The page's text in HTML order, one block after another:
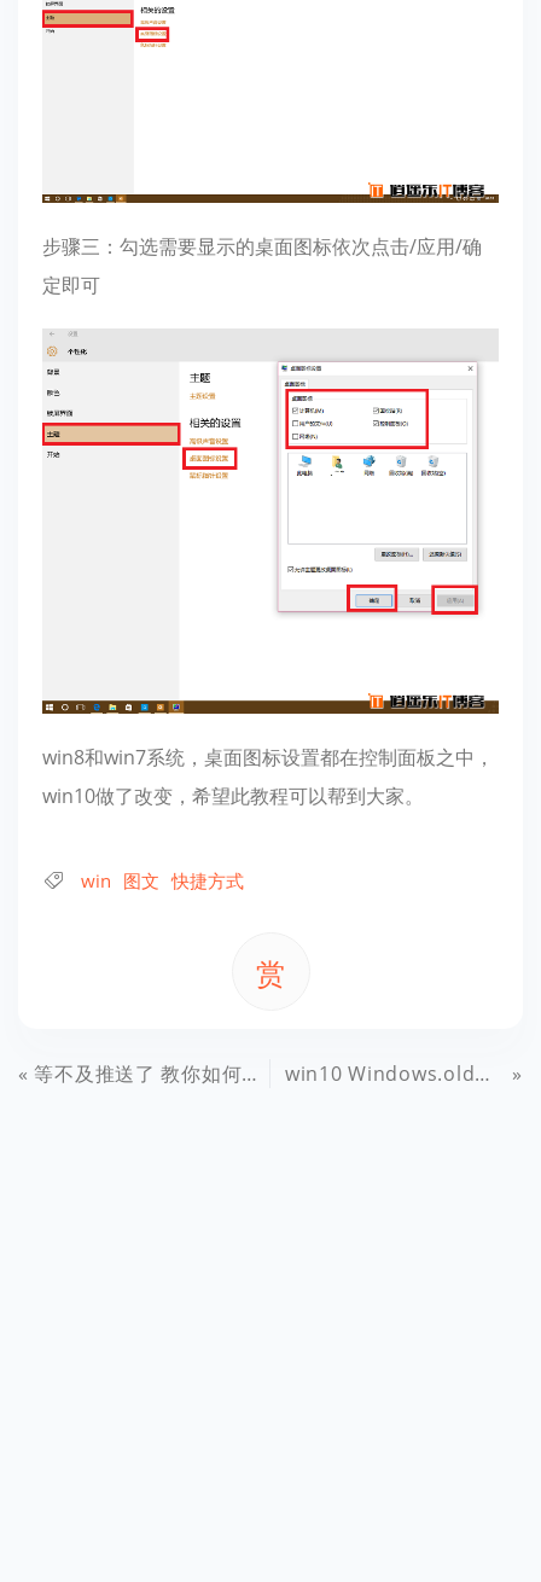
步骤三：勾选需要显示的桌面图标依次点击/应用/确
定即可
win8和win7系统，桌面图标设置都在控制面板之中，
win10做了改变，希望此教程可以帮到大家。
win 图文 快捷方式
赏
等不及推送了 教你如何立即升级Win10 win10 Windows.old文件夹删除方法 图文教程